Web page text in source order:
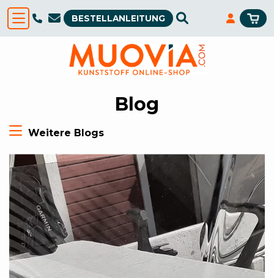
BESTELLANLEITUNG
Blog
Weitere Blogs